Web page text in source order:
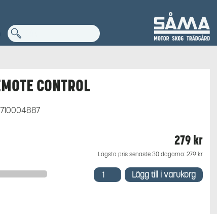
CONTROL
710004887
279kr
Lägsta pris senaste 30 dagarna: 279 kr
REMOTE
CONTROL Lägg till i varukorg